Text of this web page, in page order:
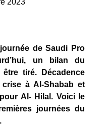
2023
de Saudi Pro
un bilan du
tiré. Décadence
à Al-Shabab et
Al- Hilal. Voici le
journées du